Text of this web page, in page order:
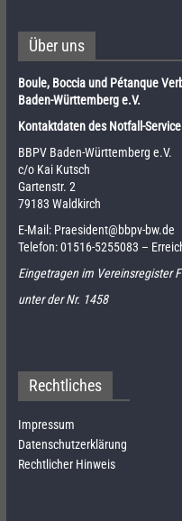
Über uns
Boule, Boccia und Pétanque
Baden-Württemberg e.V.
Kontaktdaten des Notfall-
BBPV Baden-Württemberg e.V.
c/o Kai Kutsch
Gartenstr. 2
79183 Waldkirch
E-Mail: Praesident@bbpv-bw.de
Telefon:01516-5255083 –
Eingetragen im Vereinsregister
unter der Nr. 1458
Rechtliches
Impressum
Datenschutzerklärung
Rechtlicher Hinweis